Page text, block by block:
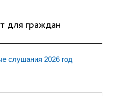
граждан
слушания 2026 год